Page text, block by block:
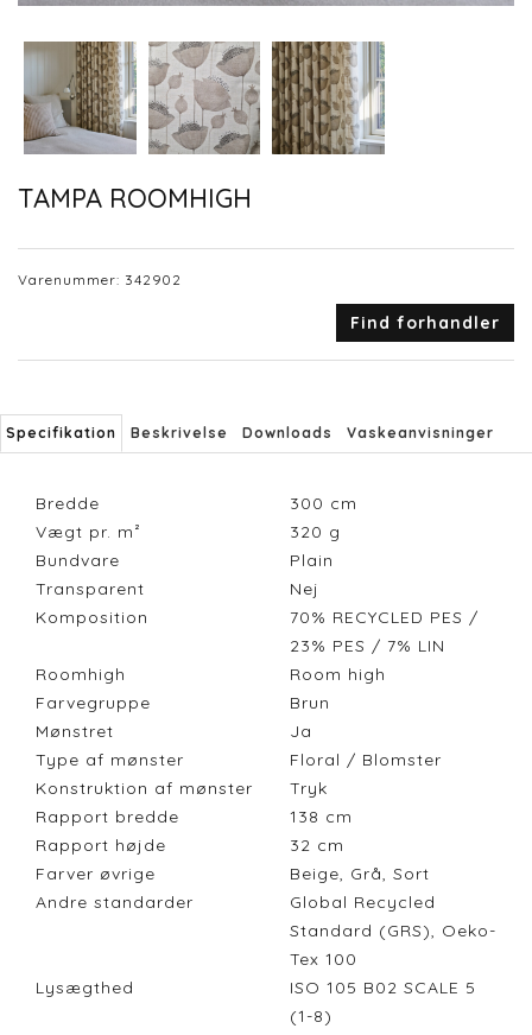
TAMPA ROOMHIGH
Varenummer: 342902
Find forhandler
Specifikation Beskrivelse Downloads Vaskeanvisninger
Bredde 300 cm
Vægt pr. m²
320 g
Bundvare
Plain
Transparent
Nej
Komposition
70% RECYCLED PES /
23% PES / 7% LIN
Roomhigh
Room high
Farvegruppe
Brun
Mønstret
Ja
Type af mønster
Floral / Blomster
Konstruktion af mønster
Tryk
Rapport bredde
138 cm
Rapport højde
32 cm
Farver øvrige
Beige, Grå, Sort
Andre standarder
Global Recycled
Standard (GRS), Oeko-
Tex 100
Lysægthed
ISO 105 B02 SCALE 5
(1-8)